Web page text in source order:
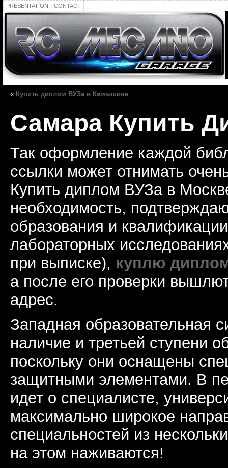
PRESENTATION CONTACT
« Купить диплом ВУЗа в Камышине
Самара Купить
Так оформление каждой
ссылки может отнимать
Купить диплом ВУЗа в
необходимость,
образования и
лабораторных
при выписке), куплю
а после его проверки
адрес.
Западная образовательная
наличие и третьей ступени
поскольку они оснащены
защитными элементами. В
идет о специалисте,
максимально широкое
специальностей из
на этом наживаются!